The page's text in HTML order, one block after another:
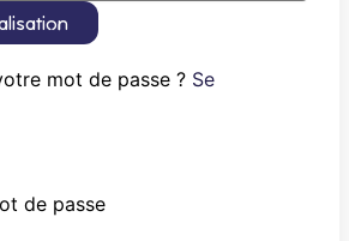
mot de passe ? Se
de passe